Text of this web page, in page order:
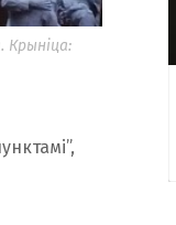
Крыніца: